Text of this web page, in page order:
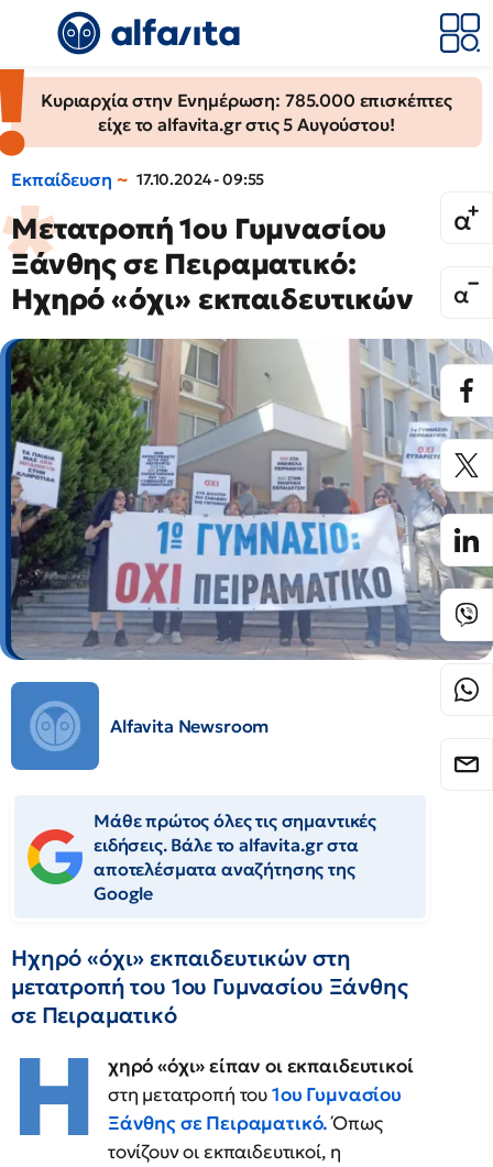
Κυριαρχία στην Ενημέρωση: 785.000 επισκέπτες
είχε το alfavita.gr στις 5 Αυγούστου!
Εκπαίδευση 17.10.2024 - 09:55
Μετατροπή 1ου Γυμνασίου
Ξάνθης σε Πειραματικό:
Ηχηρό «όχι» εκπαιδευτικών
Alfavita Newsroom
Μάθε πρώτος όλες τις σημαντικές
ειδήσεις. Βάλε το alfavita.gr στα
αποτελέσματα αναζήτησης της
Google
Ηχηρό «όχι» εκπαιδευτικών στη
μετατροπή του 1ου Γυμνασίου Ξάνθης
σε Πειραματικό
Η
χηρό «όχι» είπαν οι εκπαιδευτικοί
στη μετατροπή του1ου Γυμνασίου
Ξάνθης σε Πειραματικό.Όπως
τονίζουν οι εκπαιδευτικοί, η